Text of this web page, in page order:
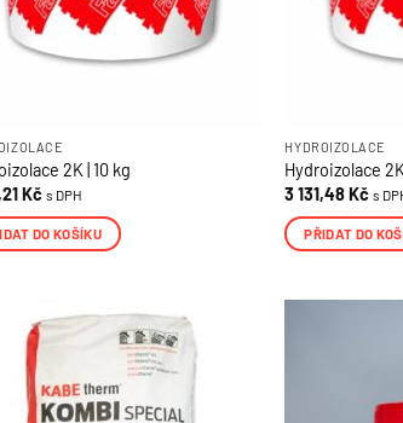
2K | 10 kg
Kč s DPH
DO KOŠÍKU
HYDROIZOLACE
Hydroizolace
3 131,48Kč s
PŘIDAT DO